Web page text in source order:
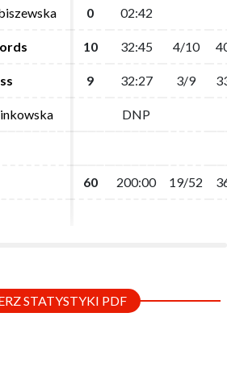
0 02:42
10 32:45 4/10
9 32:27 3/9
DNP
60 200:00 19/52
0 02:42
10 32:45 4/10
9 32:27 3/9
DNP
60 200:00 19/52
STATYSTYKI PDF